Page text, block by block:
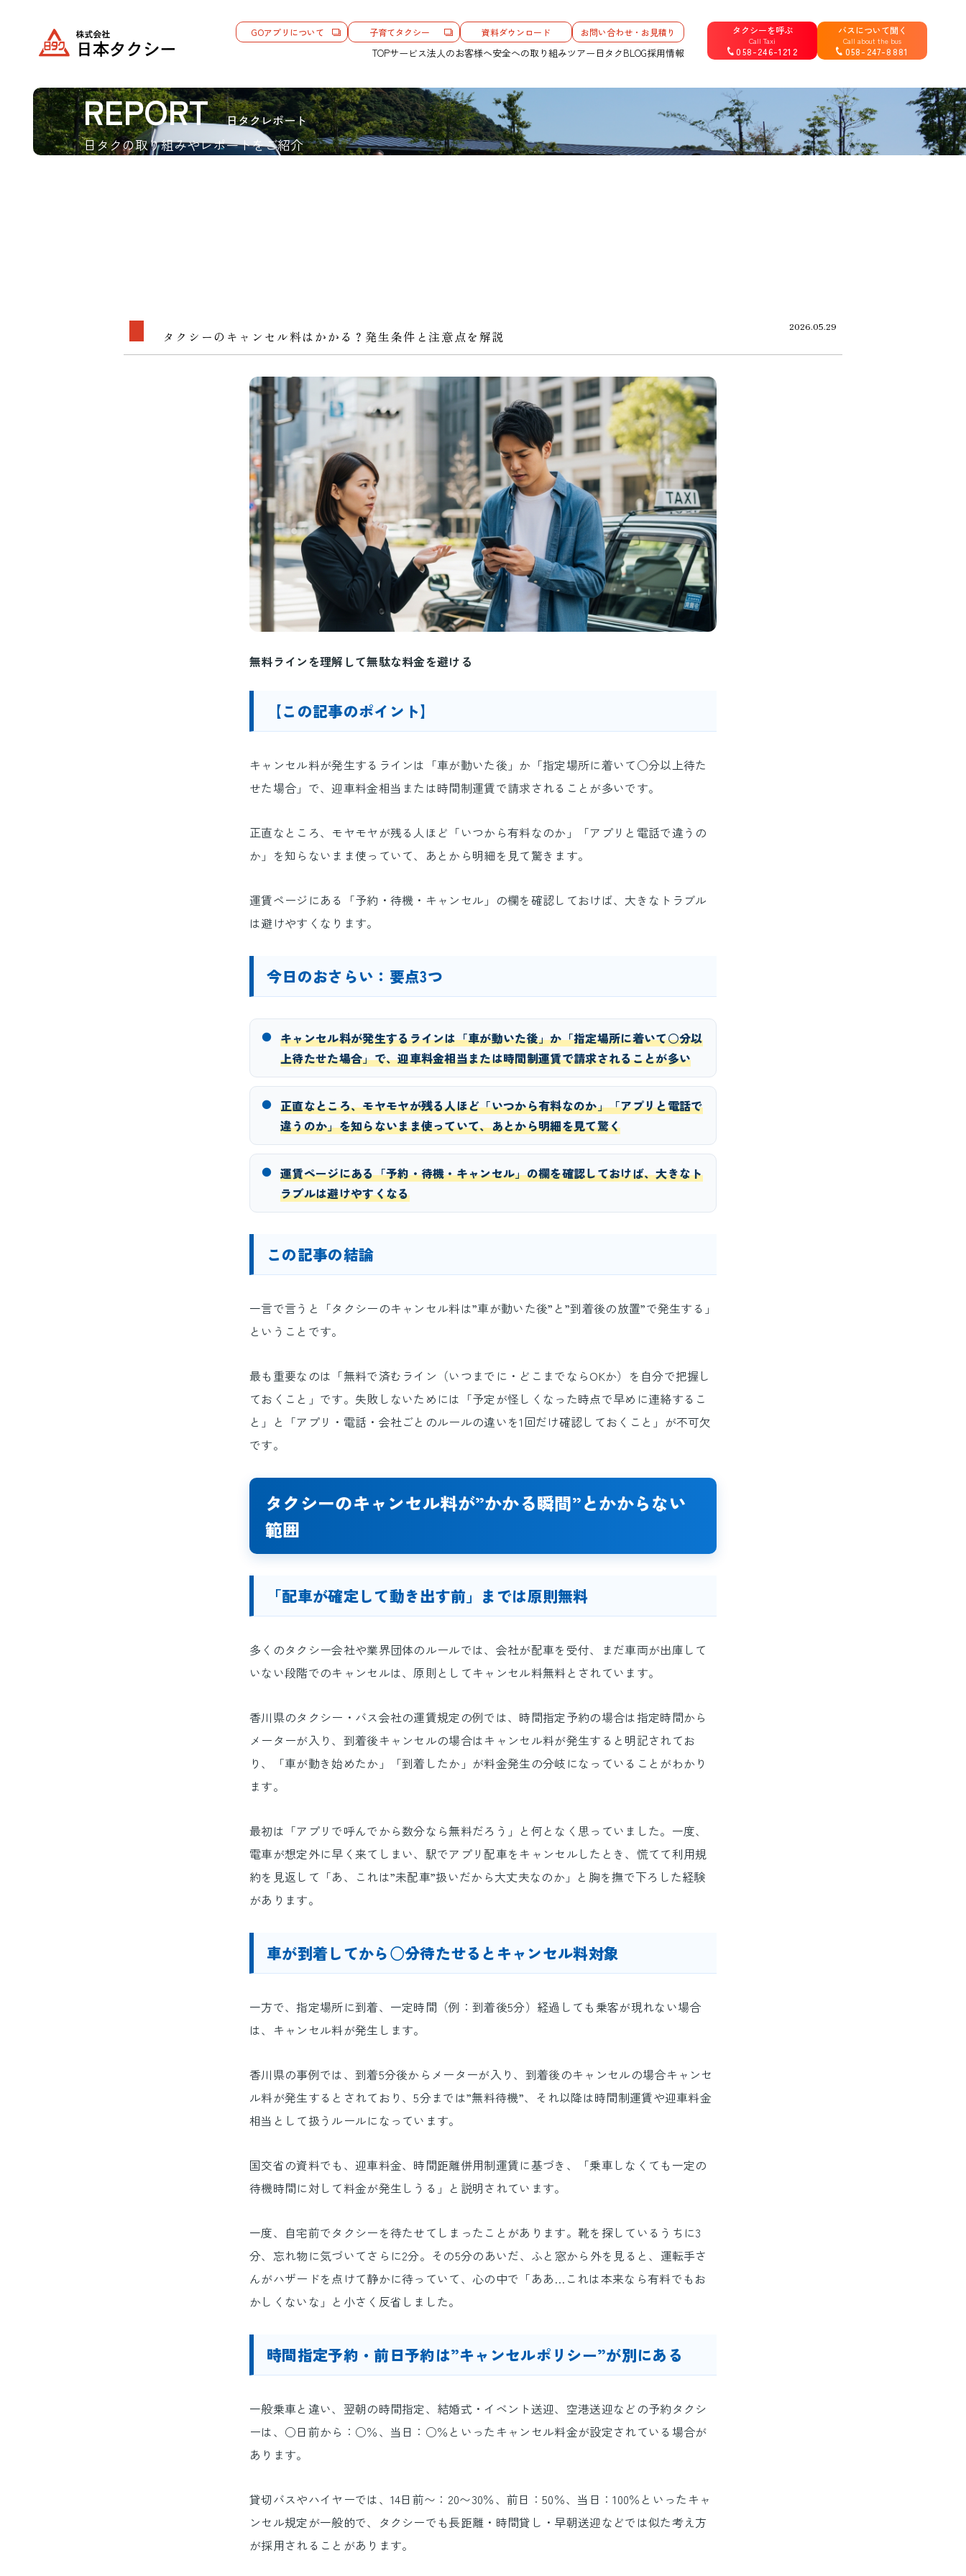
GOアプリについて 子育てタクシー 資料ダウンロード お問い合わせ・お見積り
TOPサービス法人のお客様へ安全への取り組みツアー 日タクBLOG採用情報
タクシーを呼ぶ
Call Taxi
058-246-1212
バスについて聞く
Call about the bus
058-247-8881
REPORT 日タクレポート
日タクの取り組みやレポートをご紹介
タクシーのキャンセル料はかかる？発生条件と注意点を解説
2026.05.29
無料ラインを理解して無駄な料金を避ける
【この記事のポイント】
キャンセル料が発生するラインは「車が動いた後」か「指定場所に着いて○分以上待た
せた場合」で、迎車料金相当または時間制運賃で請求されることが多いです。
正直なところ、モヤモヤが残る人ほど「いつから有料なのか」「アプリと電話で違うの
か」を知らないまま使っていて、あとから明細を見て驚きます。
運賃ページにある「予約・待機・キャンセル」の欄を確認しておけば、大きなトラブル
は避けやすくなります。
今日のおさらい：要点3つ
● キャンセル料が発生するラインは「車が動いた後」か「指定場所に着いて○分以
上待たせた場合」で、迎車料金相当または時間制運賃で請求されることが多い
● 正直なところ、モヤモヤが残る人ほど「いつから有料なのか」「アプリと電話で
違うのか」を知らないまま使っていて、あとから明細を見て驚く
● 運賃ページにある「予約・待機・キャンセル」の欄を確認しておけば、大きなト
ラブルは避けやすくなる
この記事の結論
一言で言うと「タクシーのキャンセル料は”車が動いた後”と”到着後の放置”で発生する」
ということです。
最も重要なのは「無料で済むライン（いつまでに・どこまでならOKか）を自分で把握し
ておくこと」です。失敗しないためには「予定が怪しくなった時点で早めに連絡するこ
と」と「アプリ・電話・会社ごとのルールの違いを1回だけ確認しておくこと」が不可欠
です。
タクシーのキャンセル料が”かかる瞬間”とかからない
範囲
「配車が確定して動き出す前」までは原則無料
多くのタクシー会社や業界団体のルールでは、会社が配車を受付、まだ車両が出庫して
いない段階でのキャンセルは、原則としてキャンセル料無料とされています。
香川県のタクシー・バス会社の運賃規定の例では、時間指定予約の場合は指定時間から
メーターが入り、到着後キャンセルの場合はキャンセル料が発生すると明記されてお
り、「車が動き始めたか」「到着したか」が料金発生の分岐になっていることがわかり
ます。
最初は「アプリで呼んでから数分なら無料だろう」と何となく思っていました。一度、
電車が想定外に早く来てしまい、駅でアプリ配車をキャンセルしたとき、慌てて利用規
約を見返して「あ、これは”未配車”扱いだから大丈夫なのか」と胸を撫で下ろした経験
があります。
車が到着してから○分待たせるとキャンセル料対象
一方で、指定場所に到着、一定時間（例：到着後5分）経過しても乗客が現れない場合
は、キャンセル料が発生します。
香川県の事例では、到着5分後からメーターが入り、到着後のキャンセルの場合キャンセ
ル料が発生するとされており、5分までは”無料待機”、それ以降は時間制運賃や迎車料金
相当として扱うルールになっています。
国交省の資料でも、迎車料金、時間距離併用制運賃に基づき、「乗車しなくても一定の
待機時間に対して料金が発生しうる」と説明されています。
一度、自宅前でタクシーを待たせてしまったことがあります。靴を探しているうちに3
分、忘れ物に気づいてさらに2分。その5分のあいだ、ふと窓から外を見ると、運転手さ
んがハザードを点けて静かに待っていて、心の中で「ああ…これは本来なら有料でもお
かしくないな」と小さく反省しました。
時間指定予約・前日予約は”キャンセルポリシー”が別にある
一般乗車と違い、翌朝の時間指定、結婚式・イベント送迎、空港送迎などの予約タクシ
ーは、○日前から：○％、当日：○％といったキャンセル料金が設定されている場合が
あります。
貸切バスやハイヤーでは、14日前〜：20〜30％、前日：50％、当日：100％といったキャ
ンセル規定が一般的で、タクシーでも長距離・時間貸し・早朝送迎などでは似た考え方
が採用されることがあります。